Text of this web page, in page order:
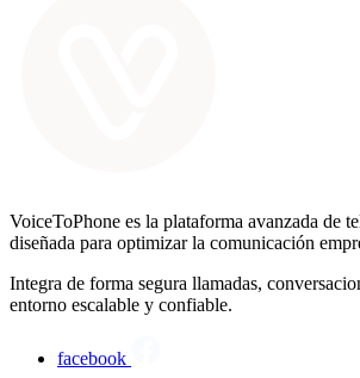
VoiceToPhone es la plataforma avanzada de
diseñada para optimizar la comunicación
Integra de forma segura llamadas,
entorno escalable y confiable.
facebook